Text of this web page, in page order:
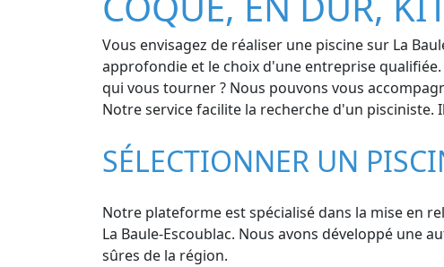
Vous envisagez de réaliser une piscine sur La
approfondie et le choix d'une entreprise
qui vous tourner ? Nous pouvons vous
Notre service facilite la recherche d'un
SÉLECTIONNER UN
Notre plateforme est spécialisé dans la mise en
La Baule-Escoublac. Nous avons développé une
sûres de la région.